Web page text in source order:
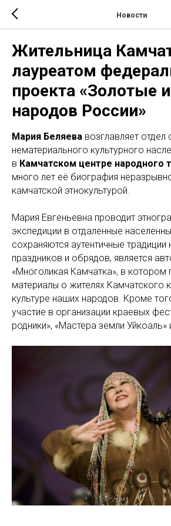
Новости
Жительница
лауреатом
проекта «Золотые
народов России»
Мария Беляева возглавляет отдел
нематериального культурного
в Камчатском центре народного
много лет её биография
камчатской этнокультурой.
Мария Евгеньевна проводит
экспедиции в отдаленные
сохраняются аутентичные традиции
праздников и обрядов, является
«Многоликая Камчатка», в котором
материалы о жителях Камчатского
культуре наших народов. Кроме
участие в организации краевых
родники», «Мастера земли Уйкоаль»